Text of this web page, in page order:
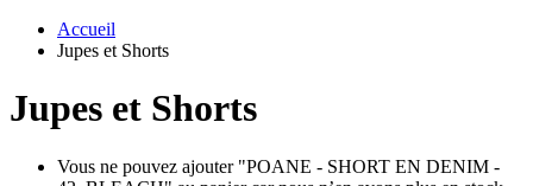
Accueil
Jupes et Shorts
Jupes et Shorts
Vous ne pouvez ajouter "POANE - SHORT EN DENIM -